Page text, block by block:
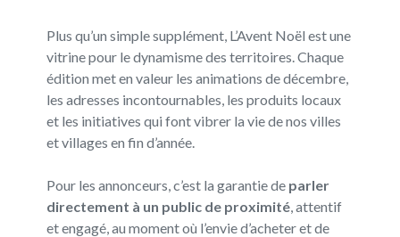
Plus qu’un simple supplément, L’Avent Noël est une
vitrine pour le dynamisme des territoires. Chaque
édition met en valeur les animations de décembre,
les adresses incontournables, les produits locaux
et les initiatives qui font vibrer la vie de nos villes
et villages en fin d’année.
Pour les annonceurs, c’est la garantie de parler
directement à un public de proximité, attentif
et engagé, au moment où l’envie d’acheter et de